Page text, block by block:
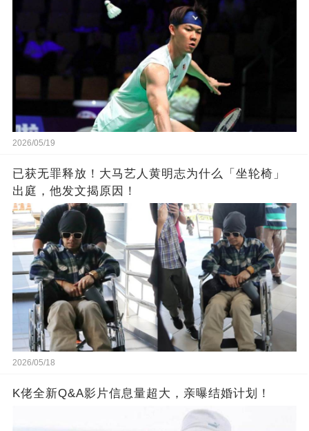
2026/05/19
已获无罪释放！大马艺人黄明志为什么「坐轮椅」
出庭，他发文揭原因！
2026/05/18
K佬全新Q&A影片信息量超大，亲曝结婚计划！